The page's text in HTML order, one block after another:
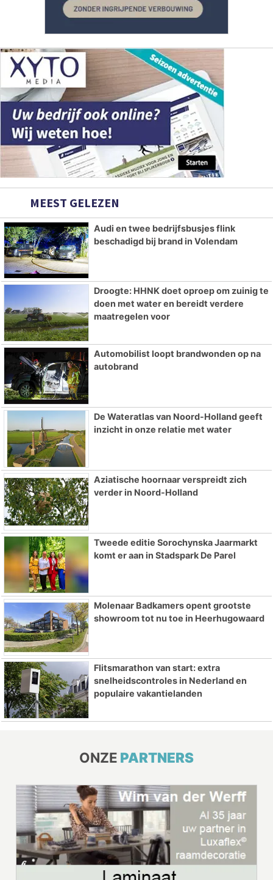
MEEST GELEZEN
Audi en twee bedrijfsbusjes flink
beschadigd bij brand in Volendam
Droogte: HHNK doet oproep om zuinig te
doen met water en bereidt verdere
maatregelen voor
Automobilist loopt brandwonden op na
autobrand
De Wateratlas van Noord-Holland geeft
inzicht in onze relatie met water
Aziatische hoornaar verspreidt zich
verder in Noord-Holland
Tweede editie Sorochynska Jaarmarkt
komt er aan in Stadspark De Parel
Molenaar Badkamers opent grootste
showroom tot nu toe in Heerhugowaard
Flitsmarathon van start: extra
snelheidscontroles in Nederland en
populaire vakantielanden
ONZE PARTNERS